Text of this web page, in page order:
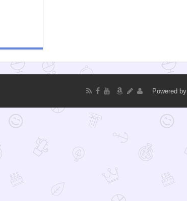
Powered by